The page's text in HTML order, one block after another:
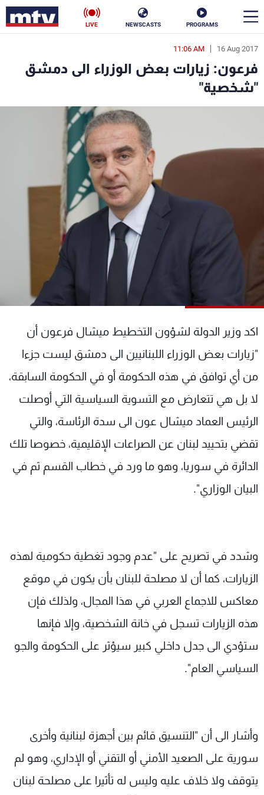
PROGRAMS
NEWSCASTS
LIVE
16 Aug 2017
11:06 AM
فرعون: زيارات بعض الوزراء الى دمشق
"شخصية"
اكد وزير الدولة لشؤون التخطيط ميشال فرعون أن
"زيارات بعض الوزراء اللبنانيين الى دمشق ليست جزءا
من أي توافق في هذه الحكومة أو في الحكومة السابقة،
لا بل هي تتعارض مع التسوية السياسية التي أوصلت
الرئيس العماد ميشال عون الى سدة الرئاسة، والتي
تقضي بتحييد لبنان عن الصراعات الإقليمية، خصوصا تلك
الدائرة في سوريا، وهو ما ورد في خطاب القسم ثم في
البيان الوزاري".
وشدد في تصريح على "عدم وجود تغطية حكومية لهذه
الزيارات، كما أن لا مصلحة للبنان بأن يكون في موقع
معاكس للاجماع العربي في هذا المجال، ولذلك فإن
هذه الزيارات تسجل في خانة الشخصية، وإلا فإنها
ستؤدي الى جدل داخلي كبير سيؤثر على الحكومة والجو
السياسي العام".
وأشار الى أن "التنسيق قائم بين أجهزة لبنانية وأخرى
سورية على الصعيد الأمني أو التقني أو الإداري، وهو لم
يتوقف ولا خلاف عليه وليس له تأثيرا على مصلحة لبنان
en
الأخبار
سياسة ناس
فن
رياضة
البرامج
جدول البرامج
الترددات
عن MTV
لاعلاناتكم
وظائف
شروط الإسـتخدام
سياسة الخصوصية